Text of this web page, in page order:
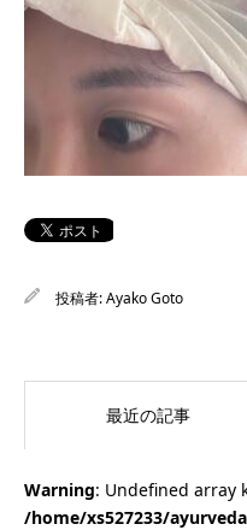
投稿者:Ayako Goto
最近の記事
Warning: Undefined array
/home/xs527233/